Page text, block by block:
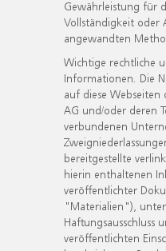
Gewährleistung für
Vollständigkeit oder
angewandten
Wichtige rechtliche
Informationen. Die
auf diese Webseiten
AG und/oder deren
verbundenen
bereitgestellte
hierin enthaltenen
veröffentlichter
"Materialien"),
Haftungsausschluss
veröffentlichten